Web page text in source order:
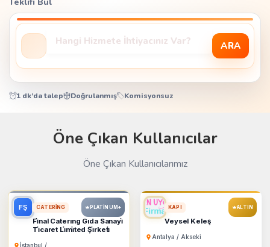
ARA
1 dk’da talep Doğrulanmış Komisyonsuz
Öne Çıkan Kullanıcılar
Öne Çıkan Kullanıcılarımız
CATERING PLATINUM+
Fi̇nal Caterıng Gıda Sanayi̇
Ti̇caret Li̇mi̇ted Şi̇rketi̇
İstanbul /
KAPI ALTIN
Veysel Keleş
Antalya / Akseki